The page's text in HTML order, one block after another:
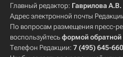
Главный редактор: Гаврилова А.В.
Адрес электронной почты
По вопросам размещения пресс-
воспользуйтесьформой обратной
Телефон Редакции: 7 (495) 645-